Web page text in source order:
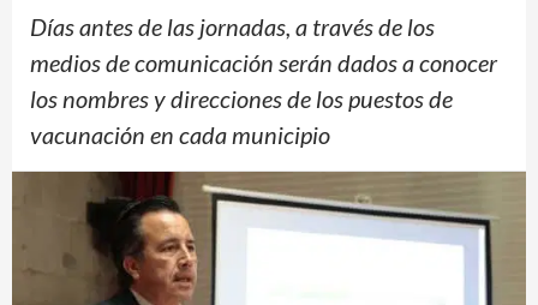
Días antes de las jornadas, a través de los
medios de comunicación serán dados a conocer
los nombres y direcciones de los puestos de
vacunación en cada municipio